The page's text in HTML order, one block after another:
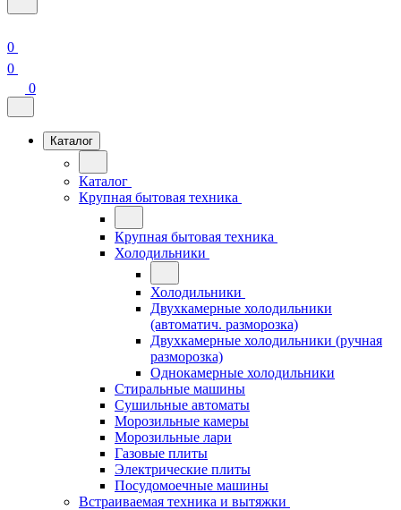
0
0
0
Каталог
Каталог
Крупная бытовая техника
Крупная бытовая техника
Холодильники
Холодильники
Двухкамерные холодильники
(автоматич. разморозка)
Двухкамерные холодильники (ручная
разморозка)
Однокамерные холодильники
Стиральные машины
Сушильные автоматы
Морозильные камеры
Морозильные лари
Газовые плиты
Электрические плиты
Посудомоечные машины
Встраиваемая техника и вытяжки